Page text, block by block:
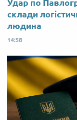
Удар по
склади
людина
14:58